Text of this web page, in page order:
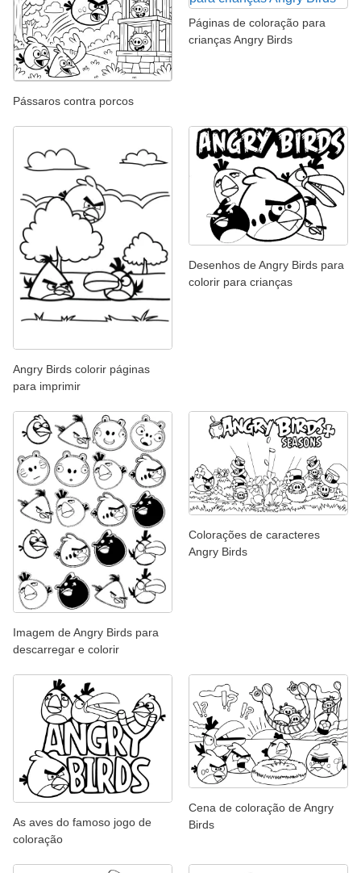
Pássaros contra porcos
Páginas de coloração para
crianças Angry Birds
Angry Birds colorir páginas
para imprimir
Desenhos de Angry Birds para
colorir para crianças
Imagem de Angry Birds para
descarregar e colorir
Colorações de caracteres
Angry Birds
As aves do famoso jogo de
coloração
Cena de coloração de Angry
Birds